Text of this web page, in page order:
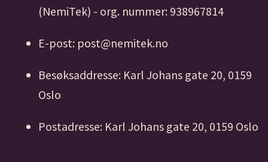
(NemiTek) - org. nummer: 938967814
E-post: post@nemitek.no
Besøksaddresse: Karl Johans gate 20, 0159
Oslo
Postadresse: Karl Johans gate 20, 0159 Oslo